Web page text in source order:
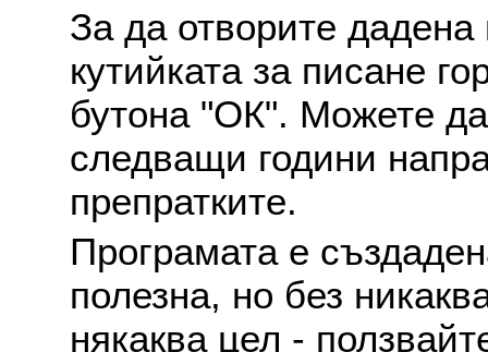
За да отворите
кутийката за писане
бутона "ОК". Можете
следващи години
препратките.
Програмата е
полезна, но без
някаква цел -